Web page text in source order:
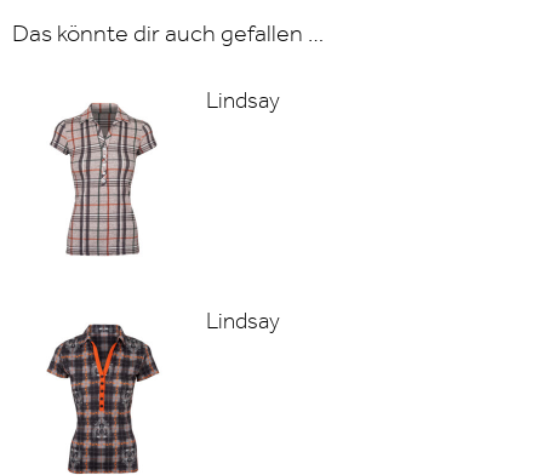
Das könnte dir auch gefallen …
Lindsay
Lindsay